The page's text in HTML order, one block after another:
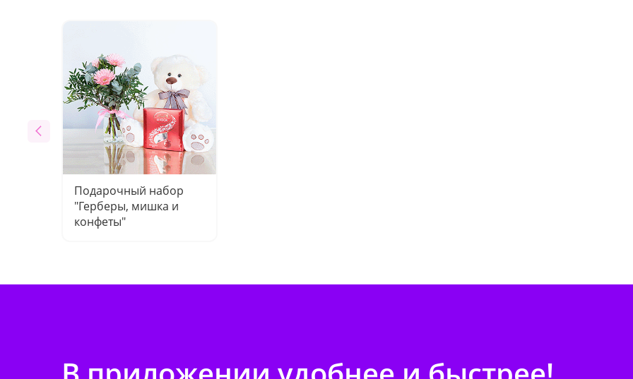
Подарочный набор
"Герберы, мишка и
конфеты"